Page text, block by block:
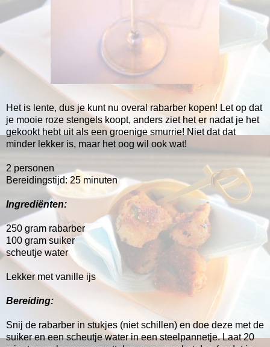
Het is lente, dus je kunt nu overal rabarber kopen! Let op dat
je mooie roze stengels koopt, anders ziet het er nadat je het
gekookt hebt uit als een groenige smurrie! Niet dat dat
minder lekker is, maar het oog wil ook wat!
2 personen
Bereidingstijd: 25 minuten
Ingrediënten:
250 gram rabarber
100 gram suiker
scheutje water
Lekker met vanille ijs
Bereiding:
Snij de rabarber in stukjes (niet schillen) en doe deze met de
suiker en een scheutje water in een steelpannetje. Laat 20